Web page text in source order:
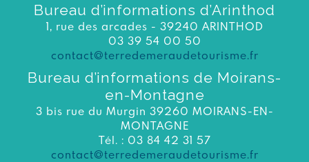
Bureau d’informations d’Arinthod
1, rue des arcades - 39240 ARINTHOD
03 39 54 00 50
contact@terredemeraudetourisme.fr
Bureau d’informations de Moirans-
en-Montagne
3 bis rue du Murgin 39260 MOIRANS-EN-
MONTAGNE
Tél. : 03 84 42 31 57
contact@terredemeraudetourisme.fr